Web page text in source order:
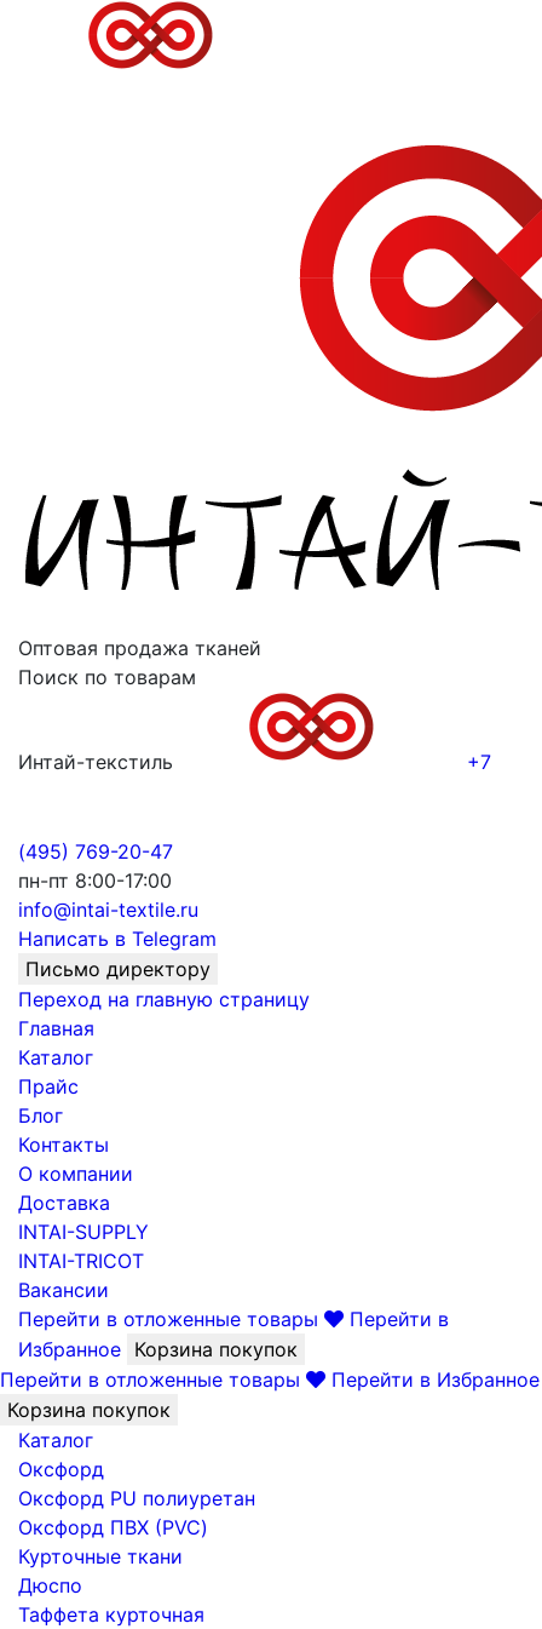
Оптовая продажа тканей
Поиск по товарам
Интай-текстиль +7
(495) 769-20-47
пн-пт 8:00-17:00
info@intai-textile.ru
Написать в Telegram
Письмо директору
Переход на главную страницу
Главная
Каталог
Прайс
Блог
Контакты
О компании
Доставка
INTAI-SUPPLY
INTAI-TRICOT
Вакансии
Перейти в отложенные товары
Перейти в
Избранное Корзина покупок
Перейти в отложенные товары
Перейти в Избранное
Корзина покупок
Каталог
Оксфорд
Оксфорд PU полиуретан
Оксфорд ПВХ (PVC)
Курточные ткани
Дюспо
Таффета курточная